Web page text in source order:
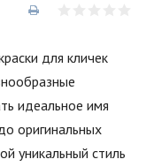
для кличек
идеальное имя
оригинальных
уникальный стиль